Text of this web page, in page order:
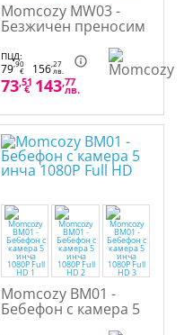
Momcozy MW03 -
Безжичен преносим
нагревател за
бебешко шише
ПЦД:
79,90
€ 156,27
лв.
73,51
€ 143,77
лв.
Momcozy BM01 -
Бебефон с камера 5
инча 1080P Full HD